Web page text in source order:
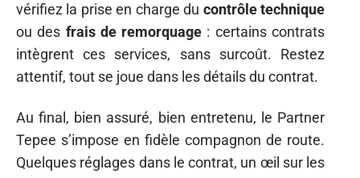
vérifiez la prise en charge du contrôle technique
ou des frais de remorquage : certains contrats
intègrent ces services, sans surcoût. Restez
attentif, tout se joue dans les détails du contrat.
Au final, bien assuré, bien entretenu, le Partner
Tepee s’impose en fidèle compagnon de route.
Quelques réglages dans le contrat, un œil sur les